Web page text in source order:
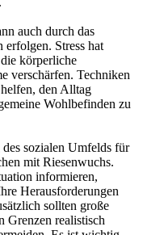
auch durch das
erfolgen. Stress hat
körperliche
verschärfen. Techniken
den Alltag
Wohlbefinden zu
sozialen Umfelds für
mit Riesenwuchs.
informieren,
Herausforderungen
sollten große
Grenzen realistisch